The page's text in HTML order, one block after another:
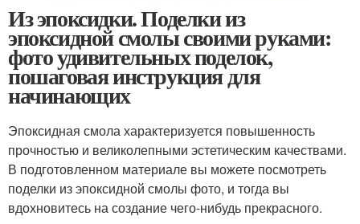
Из эпоксидки. Поделки из
эпоксидной смолы своими руками:
фото удивительных поделок,
пошаговая инструкция для
начинающих
Эпоксидная смола характеризуется повышенность
прочностью и великолепными эстетическим качествами.
В подготовленном материале вы можете посмотреть
поделки из эпоксидной смолы фото, и тогда вы
вдохновитесь на создание чего-нибудь прекрасного.